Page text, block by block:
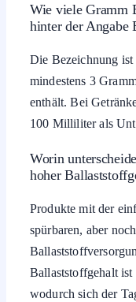
Wie viele Gramm
hinter der Angabe
Die Bezeichnung
mindestens 3
enthält. Bei
100 Milliliter als
Worin
hoher
Produkte mit der
spürbaren, aber
Ballaststoffgehalt
wodurch sich der